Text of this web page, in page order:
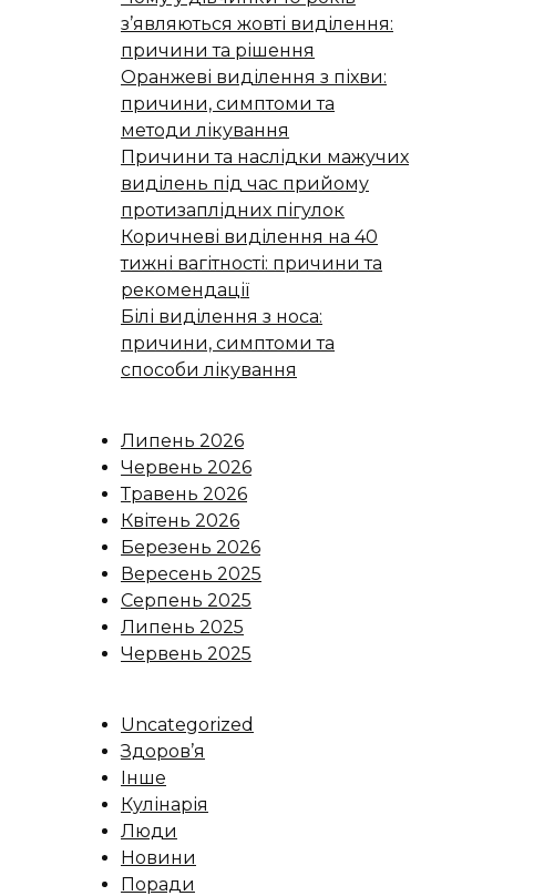
з’являються жовті виділення:
причини та рішення
Оранжеві виділення з піхви:
причини, симптоми та
методи лікування
Причини та наслідки мажучих
виділень під час прийому
протизаплідних пігулок
Коричневі виділення на 40
тижні вагітності: причини та
рекомендації
Білі виділення з носа:
причини, симптоми та
способи лікування
Липень 2026
Червень 2026
Травень 2026
Квітень 2026
Березень 2026
Вересень 2025
Серпень 2025
Липень 2025
Червень 2025
Uncategorized
Здоров’я
Інше
Кулінарія
Люди
Новини
Поради